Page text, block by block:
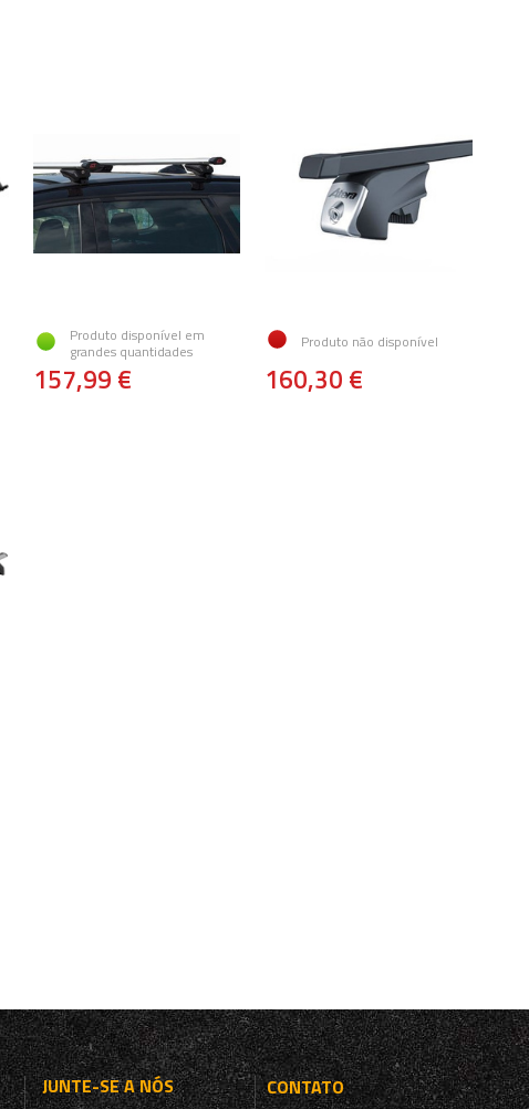
Produto disponível em
grandes quantidades
157,99 €
Produto não disponível
160,30 €
JUNTE-SE A NÓS
CONTATO